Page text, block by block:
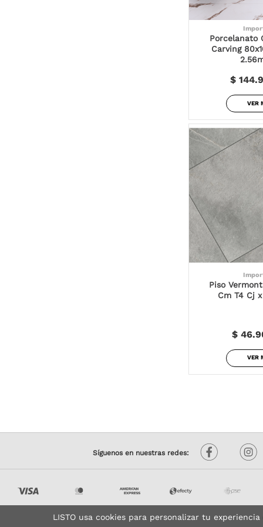
Porcelanato
Carving
$
VER
Piso
Cm T4 Cj x
$
VER
Síguenos en nuestras redes:
LISTO usa cookies para personalizar tu